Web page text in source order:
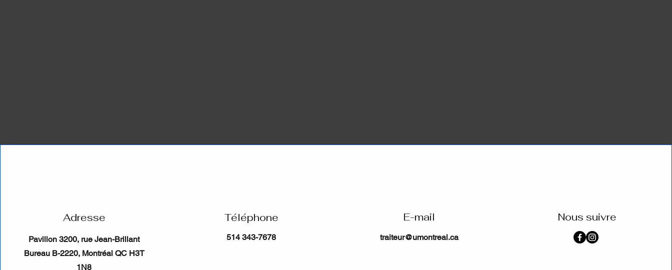
Adresse
Pavillon 3200, rue Jean-Brillant
Bureau B-2220, Montréal QC H3T
1N8
Téléphone
514 343-7678
E-mail
traiteur@umontreal.ca
Nous suivre